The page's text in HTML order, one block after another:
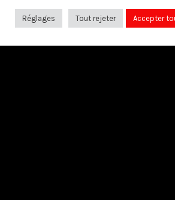
Réglages Tout rejeter Accepter